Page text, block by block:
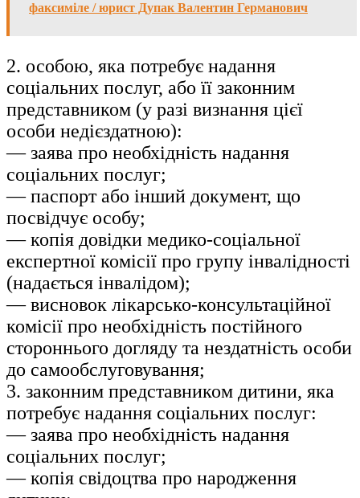
факсиміле / юрист Дупак Валентин Германович
2. особою, яка потребує надання
соціальних послуг, або її законним
представником (у разі визнання цієї
особи недієздатною):
— заява про необхідність надання
соціальних послуг;
— паспорт або інший документ, що
посвідчує особу;
— копія довідки медико-соціальної
експертної комісії про групу інвалідності
(надається інвалідом);
— висновок лікарсько-консультаційної
комісії про необхідність постійного
стороннього догляду та нездатність особи
до самообслуговування;
3. законним представником дитини, яка
потребує надання соціальних послуг:
— заява про необхідність надання
соціальних послуг;
— копія свідоцтва про народження